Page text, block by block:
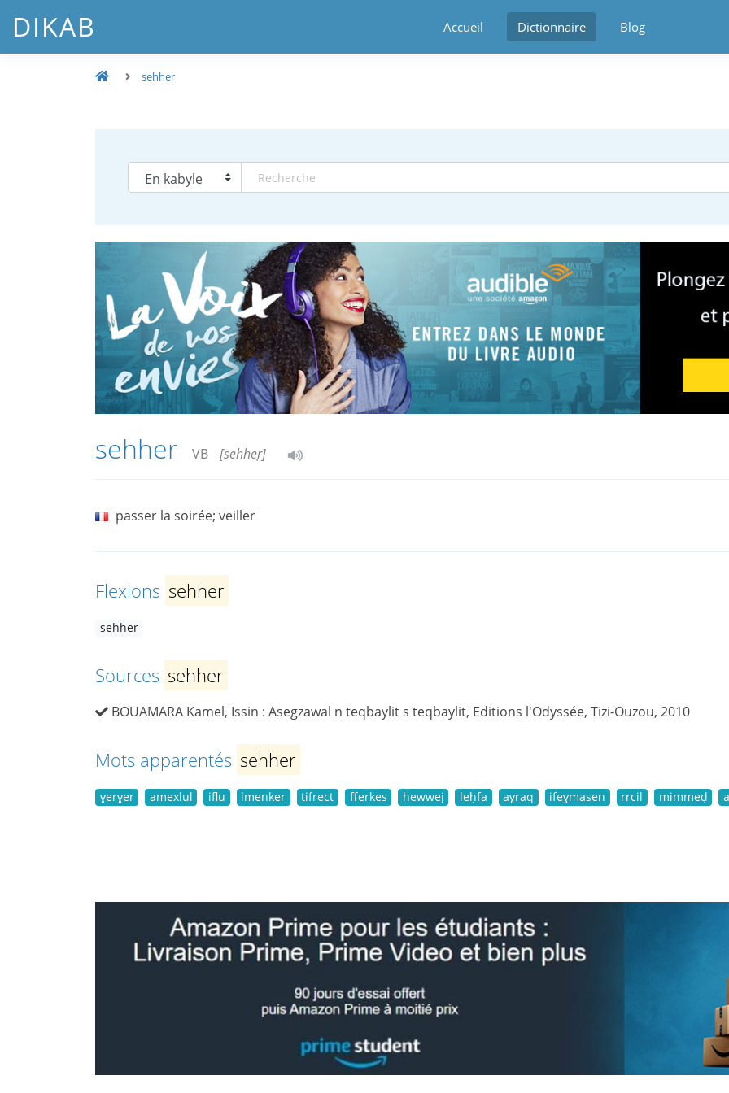
DIKAB Accueil Dictionnaire Blog
sehher
sehher VB [sehheṛ]
passer la soirée; veiller
Flexions sehher
sehher
Sources sehher
BOUAMARA Kamel, Issin : Asegzawal n teqbaylit s teqbaylit, Editions l'Odyssée, Tizi-Ouzou, 2010
Mots apparentés sehher
ɣerɣer amexlul iflu lmenker tifrect fferkes hewwej leḥfa aɣraq ifeɣmasen rrcil mimmeḍ